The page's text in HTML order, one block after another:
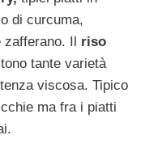
di curcuma,
Il
riso
tante varietà
viscosa. Tipico
ma fra i piatti